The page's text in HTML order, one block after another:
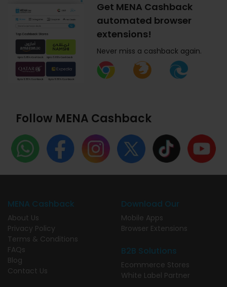
Get MENA Cashback
automated browser
extensions!
Never miss a cashback again.
Follow MENA Cashback
MENA Cashback
About Us
Privacy Policy
Terms & Conditions
FAQs
Blog
Contact Us
Download Our
Mobile Apps
Browser Extensions
B2B Solutions
Ecommerce Stores
White Label Partner